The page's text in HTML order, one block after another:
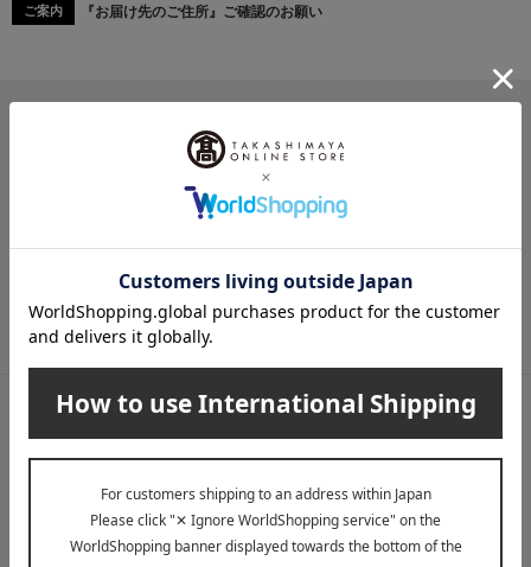
ご案内 『お届け先のご住所』ご確認のお願い
メールマガジン
送料無料クーポンやキャンペーン、新着・SALE・おすすめ商品な
LINE公式アカウント
高島屋オンラインストアLINE公式アカウントでは百貨店ならではの
名品やお得な最新情報を配信中！